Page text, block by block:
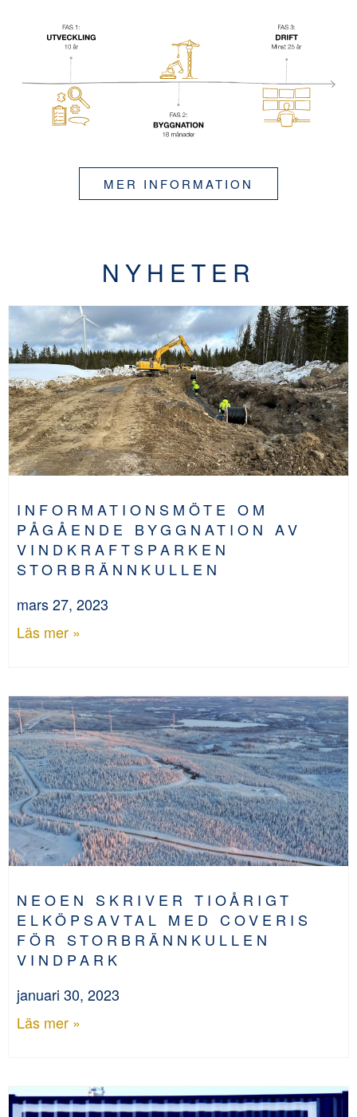
MER INFORMATION
NYHETER
INFORMATIONSMÖTE OM
PÅGÅENDE BYGGNATION AV
VINDKRAFTSPARKEN
STORBRÄNNKULLEN
mars 27, 2023
Läs mer »
NEOEN SKRIVER TIOÅRIGT
ELKÖPSAVTAL MED COVERIS
FÖR STORBRÄNNKULLEN
VINDPARK
januari 30, 2023
Läs mer »